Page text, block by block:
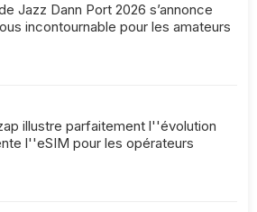
Jazz Dann Port 2026 s’annonce
incontournable pour les amateurs
illustre parfaitement l''évolution
l''eSIM pour les opérateurs